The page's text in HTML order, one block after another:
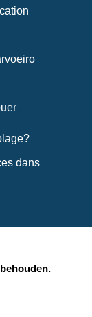
dans